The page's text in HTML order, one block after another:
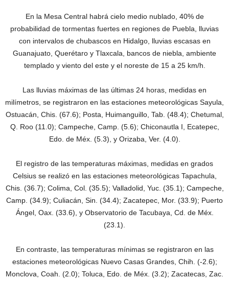
En la Mesa Central habrá cielo medio nublado, 40% de
probabilidad de tormentas fuertes en regiones de Puebla, lluvias
con intervalos de chubascos en Hidalgo, lluvias escasas en
Guanajuato, Querétaro y Tlaxcala, bancos de niebla, ambiente
templado y viento del este y el noreste de 15 a 25 km/h.
Las lluvias máximas de las últimas 24 horas, medidas en
milímetros, se registraron en las estaciones meteorológicas Sayula,
Ostuacán, Chis. (67.6); Posta, Huimanguillo, Tab. (48.4); Chetumal,
Q. Roo (11.0); Campeche, Camp. (5.6); Chiconautla I, Ecatepec,
Edo. de Méx. (5.3), y Orizaba, Ver. (4.0).
El registro de las temperaturas máximas, medidas en grados
Celsius se realizó en las estaciones meteorológicas Tapachula,
Chis. (36.7); Colima, Col. (35.5); Valladolid, Yuc. (35.1); Campeche,
Camp. (34.9); Culiacán, Sin. (34.4); Zacatepec, Mor. (33.9); Puerto
Ángel, Oax. (33.6), y Observatorio de Tacubaya, Cd. de Méx.
(23.1).
En contraste, las temperaturas mínimas se registraron en las
estaciones meteorológicas Nuevo Casas Grandes, Chih. (-2.6);
Monclova, Coah. (2.0); Toluca, Edo. de Méx. (3.2); Zacatecas, Zac.